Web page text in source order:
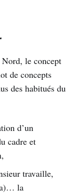
Nord, le concept
de concepts
des habitués du
d’un
cadre et
travaille,
la